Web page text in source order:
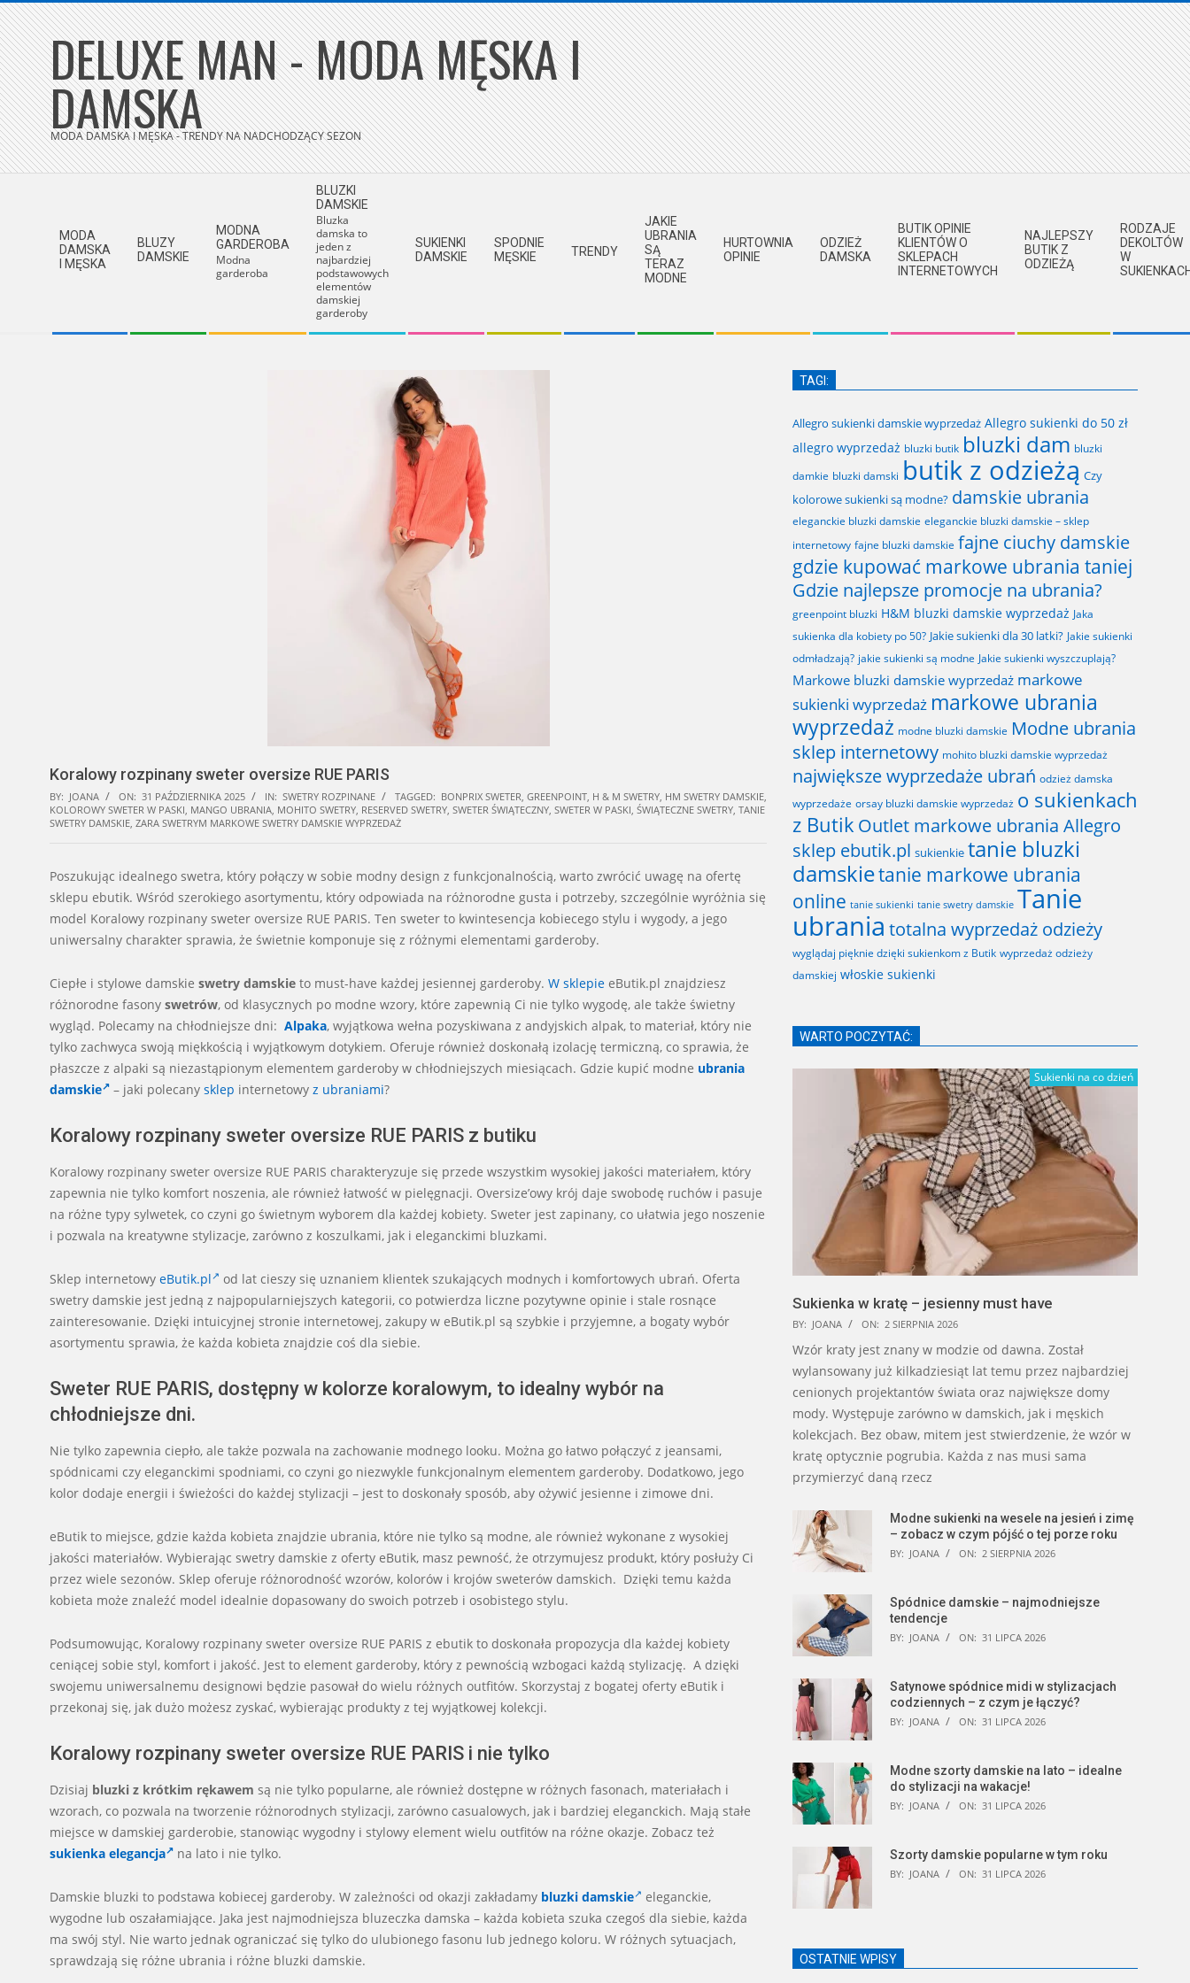
Skip
to
content DELUXE MAN - MODA MĘSKA I
DAMSKA
MODA DAMSKA I MĘSKA - TRENDY NA NADCHODZĄCY SEZON
MODA
DAMSKA
I MĘSKA
BLUZY
DAMSKIE
MODNA
GARDEROBA
Modna
garderoba
BLUZKI
DAMSKIE
Bluzka
damska to
jeden z
najbardziej
podstawowych
elementów
damskiej
garderoby
SUKIENKI
DAMSKIE
SPODNIE
MĘSKIE
TRENDY
JAKIE
UBRANIA
SĄ
TERAZ
MODNE
HURTOWNIA
OPINIE
ODZIEŻ
DAMSKA
BUTIK OPINIE
KLIENTÓW O
SKLEPACH
INTERNETOWYCH
NAJLEPSZY
BUTIK Z
ODZIEŻĄ
RODZAJE
DEKOLTÓW
W
Koralowy rozpinany sweter oversize RUE PARIS
BY: JOANA ON: 31 PAŹDZIERNIKA 2025 IN: SWETRY ROZPINANE TAGGED: BONPRIX SWETER GREENPOINT H & M SWETRY HM SWETRY DAMSKIE
KOLOROWY SWETER W PASKI MANGO UBRANIA MOHITO SWETRY RESERVED SWETRY SWETER ŚWIĄTECZNY SWETER W PASKI ŚWIĄTECZNE SWETRY TANIE
SWETRY DAMSKIE ZARA SWETRYM MARKOWE SWETRY DAMSKIE WYPRZEDAŻ
Poszukując idealnego swetra, który połączy w sobie modny design z funkcjonalnością, warto zwrócić uwagę na ofertę
sklepu ebutik. Wśród szerokiego asortymentu, który odpowiada na różnorodne gusta i potrzeby, szczególnie wyróżnia się
model Koralowy rozpinany sweter oversize RUE PARIS. Ten sweter to kwintesencja kobiecego stylu i wygody, a jego
uniwersalny charakter sprawia, że świetnie komponuje się z różnymi elementami garderoby.
Ciepłe i stylowe damskie swetry damskie to must-have każdej jesiennej garderoby. W sklepie eButik.pl znajdziesz
różnorodne fasony swetrów, od klasycznych po modne wzory, które zapewnią Ci nie tylko wygodę, ale także świetny
wygląd. Polecamy na chłodniejsze dni: Alpaka, wyjątkowa wełna pozyskiwana z andyjskich alpak, to materiał, który nie
tylko zachwyca swoją miękkością i wyjątkowym dotykiem. Oferuje również doskonałą izolację termiczną, co sprawia, że
płaszcze z alpaki są niezastąpionym elementem garderoby w chłodniejszych miesiącach. Gdzie kupić modne ubrania
damskie
– jaki polecany sklep internetowy z ubraniami?
Koralowy rozpinany sweter oversize RUE PARIS z butiku
Koralowy rozpinany sweter oversize RUE PARIS charakteryzuje się przede wszystkim wysokiej jakości materiałem, który
zapewnia nie tylko komfort noszenia, ale również łatwość w pielęgnacji. Oversize’owy krój daje swobodę ruchów i pasuje
na różne typy sylwetek, co czyni go świetnym wyborem dla każdej kobiety. Sweter jest zapinany, co ułatwia jego noszenie
i pozwala na kreatywne stylizacje, zarówno z koszulkami, jak i eleganckimi bluzkami.
Sklep internetowy eButik.pl
od lat cieszy się uznaniem klientek szukających modnych i komfortowych ubrań. Oferta
swetry damskie jest jedną z najpopularniejszych kategorii, co potwierdza liczne pozytywne opinie i stale rosnące
zainteresowanie. Dzięki intuicyjnej stronie internetowej, zakupy w eButik.pl są szybkie i przyjemne, a bogaty wybór
asortymentu sprawia, że każda kobieta znajdzie coś dla siebie.
Sweter RUE PARIS, dostępny w kolorze koralowym, to idealny wybór na
chłodniejsze dni.
Nie tylko zapewnia ciepło, ale także pozwala na zachowanie modnego looku. Można go łatwo połączyć z jeansami,
spódnicami czy eleganckimi spodniami, co czyni go niezwykle funkcjonalnym elementem garderoby. Dodatkowo, jego
kolor dodaje energii i świeżości do każdej stylizacji – jest to doskonały sposób, aby ożywić jesienne i zimowe dni.
eButik to miejsce, gdzie każda kobieta znajdzie ubrania, które nie tylko są modne, ale również wykonane z wysokiej
jakości materiałów. Wybierając swetry damskie z oferty eButik, masz pewność, że otrzymujesz produkt, który posłuży Ci
przez wiele sezonów. Sklep oferuje różnorodność wzorów, kolorów i krojów sweterów damskich. Dzięki temu każda
kobieta może znaleźć model idealnie dopasowany do swoich potrzeb i osobistego stylu.
Podsumowując, Koralowy rozpinany sweter oversize RUE PARIS z ebutik to doskonała propozycja dla każdej kobiety
ceniącej sobie styl, komfort i jakość. Jest to element garderoby, który z pewnością wzbogaci każdą stylizację. A dzięki
swojemu uniwersalnemu designowi będzie pasował do wielu różnych outfitów. Skorzystaj z bogatej oferty eButik i
przekonaj się, jak dużo możesz zyskać, wybierając produkty z tej wyjątkowej kolekcji.
Koralowy rozpinany sweter oversize RUE PARIS i nie tylko
Dzisiaj bluzki z krótkim rękawem są nie tylko popularne, ale również dostępne w różnych fasonach, materiałach i
wzorach, co pozwala na tworzenie różnorodnych stylizacji, zarówno casualowych, jak i bardziej eleganckich. Mają stałe
miejsce w damskiej garderobie, stanowiąc wygodny i stylowy element wielu outfitów na różne okazje. Zobacz też
sukienka elegancja
na lato i nie tylko.
Damskie bluzki to podstawa kobiecej garderoby. W zależności od okazji zakładamy bluzki damskie
eleganckie,
wygodne lub oszałamiające. Jaka jest najmodniejsza bluzeczka damska – każda kobieta szuka czegoś dla siebie, każda
ma swój styl. Nie warto jednak ograniczać się tylko do ulubionego fasonu lub jednego koloru. W różnych sytuacjach,
sprawdzają się różne ubrania i różne bluzki damskie.
TAGI:
Allegro sukienki damskie wyprzedaż Allegro sukienki do 50 zł
allegro wyprzedaż bluzki butik bluzki dam bluzki
damkie bluzki damski butik z odzieżą Czy
kolorowe sukienki są modne? damskie ubrania
eleganckie bluzki damskie eleganckie bluzki damskie – sklep
internetowy fajne bluzki damskie fajne ciuchy damskie
gdzie kupować markowe ubrania taniej
Gdzie najlepsze promocje na ubrania?
greenpoint bluzki H&M bluzki damskie wyprzedaż Jaka
sukienka dla kobiety po 50? Jakie sukienki dla 30 latki? Jakie sukienki
odmładzają? jakie sukienki są modne Jakie sukienki wyszczuplają?
Markowe bluzki damskie wyprzedaż markowe
sukienki wyprzedaż markowe ubrania
wyprzedaż modne bluzki damskie Modne ubrania
sklep internetowy mohito bluzki damskie wyprzedaż
największe wyprzedaże ubrań odzież damska
wyprzedaże orsay bluzki damskie wyprzedaż o sukienkach
z Butik Outlet markowe ubrania Allegro
sklep ebutik.pl sukienkie tanie bluzki
damskietanie markowe ubrania
online tanie sukienki tanie swetry damskie Tanie
ubrania totalna wyprzedaż odzieży
wyglądaj pięknie dzięki sukienkom z Butik wyprzedaż odzieży
damskiej włoskie sukienki
WARTO POCZYTAĆ:
Sukienki na co dzień
Sukienka w kratę – jesienny must have
BY: JOANA ON: 2 SIERPNIA 2026
Wzór kraty jest znany w modzie od dawna. Został
wylansowany już kilkadziesiąt lat temu przez najbardziej
cenionych projektantów świata oraz największe domy
mody. Występuje zarówno w damskich, jak i męskich
kolekcjach. Bez obaw, mitem jest stwierdzenie, że wzór w
kratę optycznie pogrubia. Każda z nas musi sama
przymierzyć daną rzecz
Modne sukienki na wesele na jesień i zimę
– zobacz w czym pójść o tej porze roku
BY: JOANA ON: 2 SIERPNIA 2026
Spódnice damskie – najmodniejsze
tendencje
BY: JOANA ON: 31 LIPCA 2026
Satynowe spódnice midi w stylizacjach
codziennych – z czym je łączyć?
BY: JOANA ON: 31 LIPCA 2026
Modne szorty damskie na lato – idealne
do stylizacji na wakacje!
BY: JOANA ON: 31 LIPCA 2026
Szorty damskie popularne w tym roku
BY: JOANA ON: 31 LIPCA 2026
OSTATNIE WPISY